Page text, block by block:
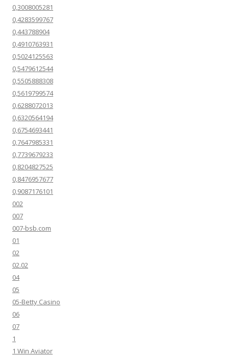
0,3008005281
0,4283599767
0,443788904
0,4910763931
0,5024125563
0,5479612544
0,5505888308
0,5619799574
0,6288072013
0,6320564194
0,6754693441
0,7647985331
0,7739679233
0,8204827525
0,8476957677
0,9087176101
002
007
007-bsb.com
01
02
02.02
04
05
05-Betty Casino
06
07
1
1 Win Aviator